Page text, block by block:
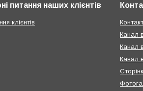
питання наших клієнтів
клієнтів
Канал
Канал
Канал